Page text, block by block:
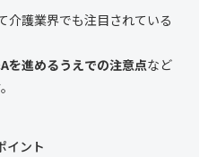
介護業界でも注目されている
を進めるうえでの注意点など
イント